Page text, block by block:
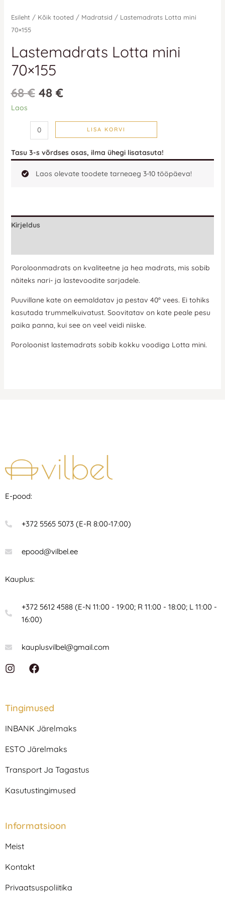
Esileht / Kõik tooted / Madratsid / Lastemadrats Lotta mini
70×155
Lastemadrats Lotta mini
70×155
68€ 48€
Laos
LISA KORVI
Tasu 3-s võrdses osas, ilma ühegi lisatasuta!
Laos olevate toodete tarneaeg 3-10 tööpäeva!
Kirjeldus
Poroloonmadrats on kvaliteetne ja hea madrats, mis sobib
näiteks nari- ja lastevoodite sarjadele.
Puuvillane kate on eemaldatav ja pestav 40° vees. Ei tohiks
kasutada trummelkuivatust. Soovitatav on kate peale pesu
paika panna, kui see on veel veidi niiske.
Poroloonist lastemadrats sobib kokku voodiga Lotta mini.
E-pood:
+372 5565 5073 (E-R 8:00-17:00)
epood@vilbel.ee
Kauplus:
+372 5612 4588 (E-N 11:00 - 19:00; R 11:00 - 18:00; L 11:00 -
16:00)
kauplusvilbel@gmail.com
I
a
r
m
F
a
b
o
Tingimused
INBANK Järelmaks
ESTO Järelmaks
Transport Ja Tagastus
Kasutustingimused
Informatsioon
Meist
Kontakt
Privaatsuspoliitika